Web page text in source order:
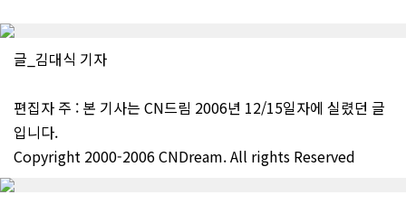
글_김대식 기자
편집자 주 : 본 기사는 CN드림 2006년 12/15일자에 실렸던 글
입니다.
Copyright 2000-2006 CNDream. All rights Reserved